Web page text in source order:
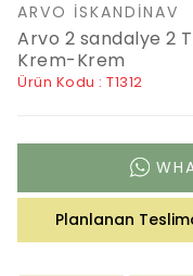
ARVO İSKANDINAV
Arvo 2 sandalye 2
Krem-Krem
Ürün Kodu : T1312
Planlanan